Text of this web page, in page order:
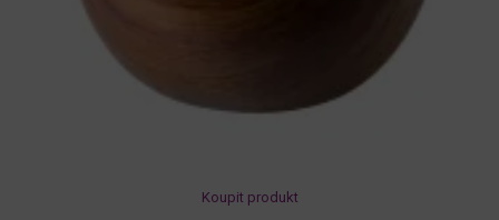
Koupit produkt